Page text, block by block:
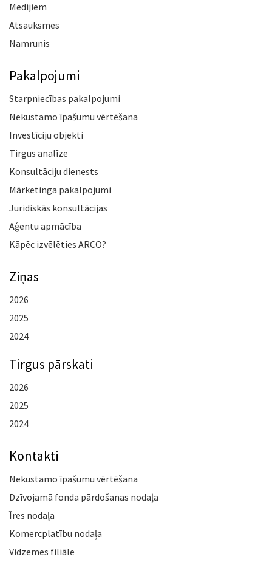
Medijiem
Atsauksmes
Namrunis
Pakalpojumi
Starpniecības pakalpojumi
Nekustamo īpašumu vērtēšana
Investīciju objekti
Tirgus analīze
Konsultāciju dienests
Mārketinga pakalpojumi
Juridiskās konsultācijas
Aģentu apmācība
Kāpēc izvēlēties ARCO?
Ziņas
2026
2025
2024
Tirgus pārskati
2026
2025
2024
Kontakti
Nekustamo īpašumu vērtēšana
Dzīvojamā fonda pārdošanas nodaļa
Īres nodaļa
Komercplatību nodaļa
Vidzemes filiāle